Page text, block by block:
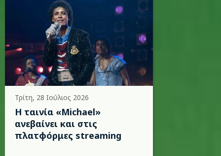
Τρίτη, 28 Ιούλιος 2026
Η ταινία «Michael»
ανεβαίνει και στις
πλατφόρμες streaming